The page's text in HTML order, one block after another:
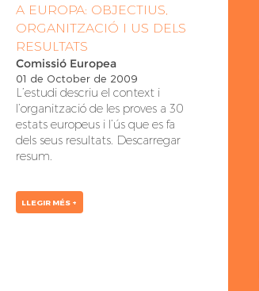
A EUROPA: OBJECTIUS,
ORGANITZACIÓ I US DELS
RESULTATS
Comissió Europea
01 de October de 2009
L’estudi descriu el context i
l’organització de les proves a 30
estats europeus i l’ús que es fa
dels seus resultats. Descarregar
resum.
LLEGIR MÉS +